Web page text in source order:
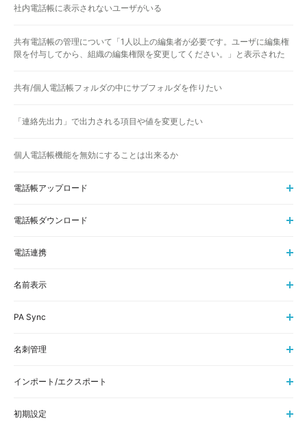
社内電話帳に表示されないユーザがいる
共有電話帳の管理について「1人以上の編集者が必要です。ユーザに編集権
限を付与してから、組織の編集権限を変更してください。」と表示された
共有/個人電話帳フォルダの中にサブフォルダを作りたい
「連絡先出力」で出力される項目や値を変更したい
個人電話帳機能を無効にすることは出来るか
電話帳アップロード
電話帳ダウンロード
電話連携
名前表示
PA Sync
名刺管理
インポート/エクスポート
初期設定